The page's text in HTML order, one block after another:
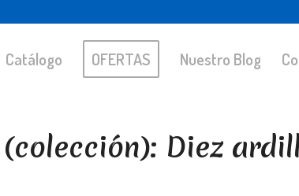
Catálogo OFERTAS Nuestro Blog
(colección): Diez